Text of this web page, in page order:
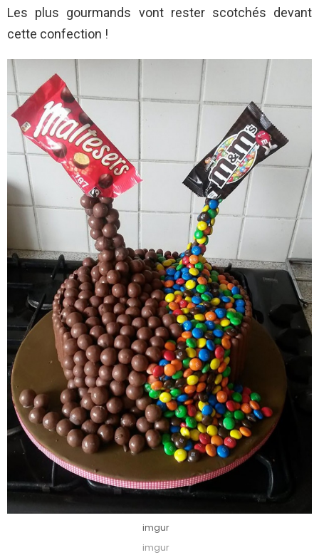
Les plus gourmands vont rester scotchés devant
cette confection !
imgur
imgur